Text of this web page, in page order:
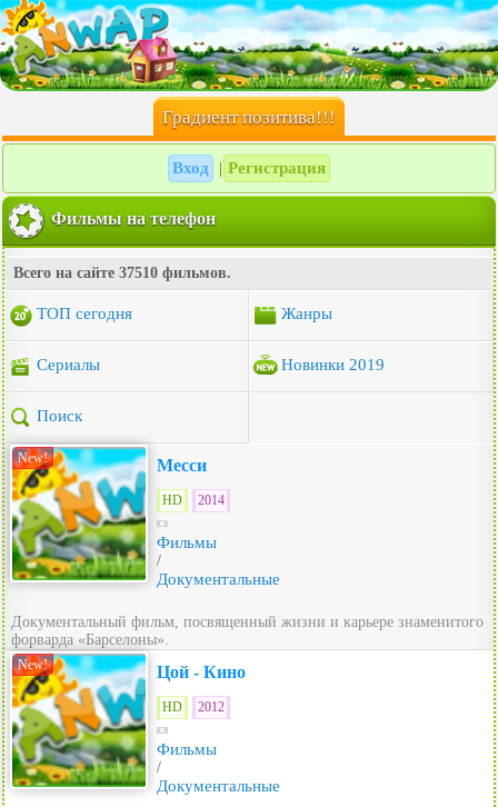
Градиент позитива!!!
Вход Регистрация
Фильмы на телефон
Всего на сайте 37510 фильмов.
ТОП сегодня Жанры
Сериалы Новинки 2019
Поиск
New! Месси
HD 2014
Фильмы
/
Документальные
Документальный фильм, посвященный жизни и карьере знаменитого
форварда «Барселоны».
New! Цой - Кино
HD 2012
Фильмы
/
Документальные